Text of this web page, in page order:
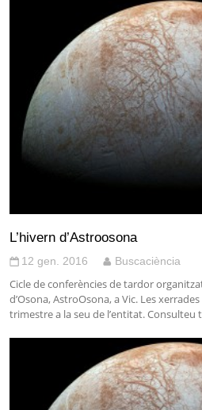
L’hivern d’Astroosona
12 gen. 2016 Buscaciència
Cicle de conferències de tardor
d’Osona, AstroOsona, a Vic. Les
trimestre a la seu de l’entitat. Consulteu